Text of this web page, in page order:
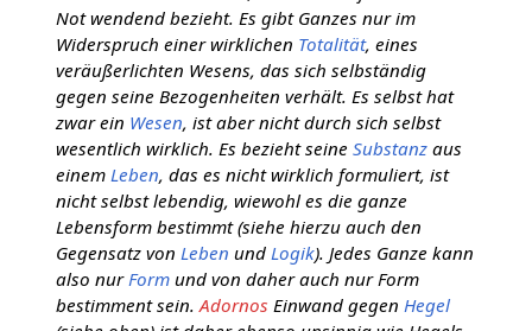
Not wendend bezieht. Es gibt Ganzes nur im
Widerspruch einer wirklichen Totalität, eines
veräußerlichten Wesens, das sich selbständig
gegen seine Bezogenheiten verhält. Es selbst hat
zwar ein Wesen, ist aber nicht durch sich selbst
wesentlich wirklich. Es bezieht seine Substanzaus
einem Leben, das es nicht wirklich formuliert, ist
nicht selbst lebendig, wiewohl es die ganze
Lebensform bestimmt (siehe hierzu auch den
Gegensatz von Leben und Logik). Jedes Ganze kann
also nur Formund von daher auch nur Form
bestimment sein. Adornos Einwand gegen Hegel